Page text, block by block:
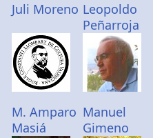
Juli Moreno Leopoldo
Peñarroja
M. Amparo
Masiá
Manuel
Gimeno